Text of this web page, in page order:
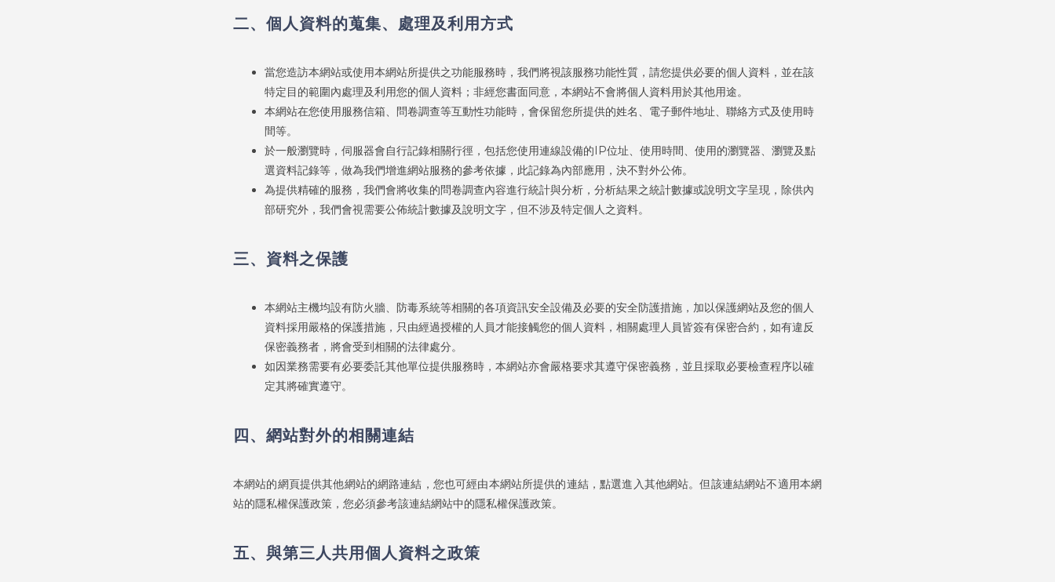
二、個人資料的蒐集、處理及利用方式
當您造訪本網站或使用本網站所提供之功能服務時，我們將視該服務功能性質，請您提供必要的個人資料，並在該
特定目的範圍內處理及利用您的個人資料；非經您書面同意，本網站不會將個人資料用於其他用途。
本網站在您使用服務信箱、問卷調查等互動性功能時，會保留您所提供的姓名、電子郵件地址、聯絡方式及使用時
間等。
於一般瀏覽時，伺服器會自行記錄相關行徑，包括您使用連線設備的IP位址、使用時間、使用的瀏覽器、瀏覽及點
選資料記錄等，做為我們增進網站服務的參考依據，此記錄為內部應用，決不對外公佈。
為提供精確的服務，我們會將收集的問卷調查內容進行統計與分析，分析結果之統計數據或說明文字呈現，除供內
部研究外，我們會視需要公佈統計數據及說明文字，但不涉及特定個人之資料。
三、資料之保護
本網站主機均設有防火牆、防毒系統等相關的各項資訊安全設備及必要的安全防護措施，加以保護網站及您的個人
資料採用嚴格的保護措施，只由經過授權的人員才能接觸您的個人資料，相關處理人員皆簽有保密合約，如有違反
保密義務者，將會受到相關的法律處分。
如因業務需要有必要委託其他單位提供服務時，本網站亦會嚴格要求其遵守保密義務，並且採取必要檢查程序以確
定其將確實遵守。
四、網站對外的相關連結
本網站的網頁提供其他網站的網路連結，您也可經由本網站所提供的連結，點選進入其他網站。但該連結網站不適用本網
站的隱私權保護政策，您必須參考該連結網站中的隱私權保護政策。
五、與第三人共用個人資料之政策